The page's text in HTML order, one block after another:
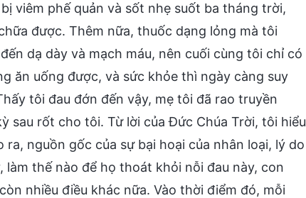
viêm phế quản và sốt nhẹ suốt ba tháng trời,
được. Thêm nữa, thuốc dạng lỏng mà tôi
dạ dày và mạch máu, nên cuối cùng tôi chỉ có
ăn uống được, và sức khỏe thì ngày càng suy
tôi đau đớn đến vậy, mẹ tôi đã rao truyền
sau rốt cho tôi. Từ lời của Đức Chúa Trời, tôi hiểu
nguồn gốc của sự bại hoại của nhân loại, lý do
thế nào để họ thoát khỏi nỗi đau này, con
nhiều điều khác nữa. Vào thời điểm đó, mỗi